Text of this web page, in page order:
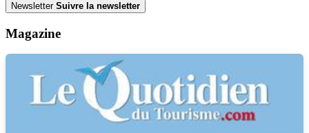
Newsletter Suivre la newsletter
Magazine